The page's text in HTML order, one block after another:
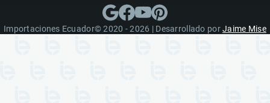
Importaciones Ecuador© 2020 - 2026 | Desarrollado porJaime Mise